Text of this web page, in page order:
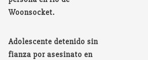
Woonsocket.
Adolescente detenido sin
fianza por asesinato en